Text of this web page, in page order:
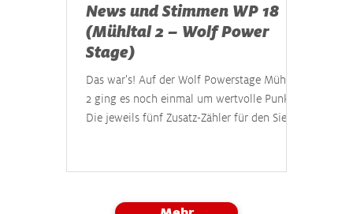
News und Stimmen WP 18
(Mühltal 2 – Wolf Power
Stage)
Das war's! Auf der Wolf Powerstage Mühltal
2 ging es noch einmal um wertvolle Punkte.
Die jeweils fünf Zusatz-Zähler für den Sieg
Vincent Landais, die damit wirksame